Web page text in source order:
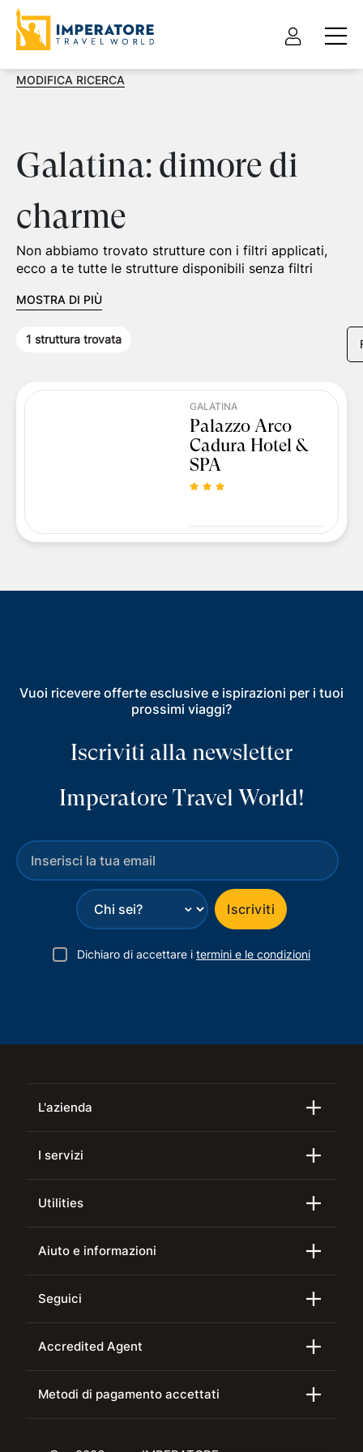
MODIFICA RICERCA
Galatina: dimore di
charme
Non abbiamo trovato strutture con i filtri applicati,
ecco a te tutte le strutture disponibili senza filtri
MOSTRA DI PIÙ
1 struttura trovata
GALATINA
Palazzo Arco
Cadura Hotel &
SPA
Vuoi ricevere offerte esclusive e ispirazioni per i tuoi
prossimi viaggi?
Iscriviti alla newsletter
Imperatore Travel World!
⌄ Iscriviti
Dichiaro di accettare i termini e le condizioni
L'azienda
I servizi
Utilities
Aiuto e informazioni
Seguici
Accredited Agent
Metodi di pagamento accettati